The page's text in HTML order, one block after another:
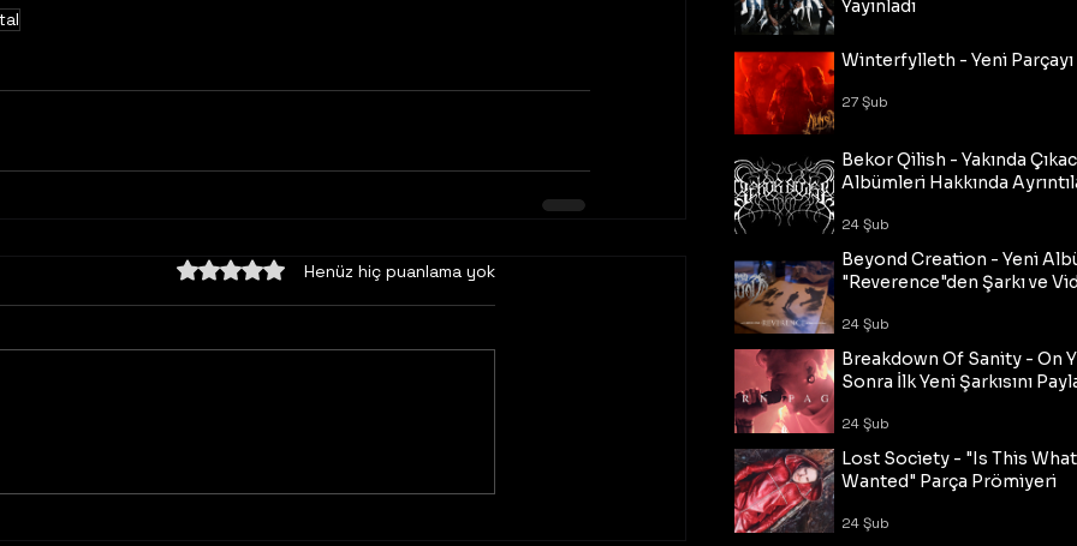
5 üzerinden 0 yıldızHenüz hiç puanlama yok
Yayınladı
Winterfylleth - Yeni Parçayı
27 Şub
Bekor Qilish - Yakında
Albümleri Hakkında
24 Şub
Beyond Creation - Yeni
"Reverence"den Şarkı ve
24 Şub
Breakdown Of Sanity - On
Sonra İlk Yeni Şarkısını
24 Şub
Lost Society - "Is This
Wanted" Parça Prömiyeri
24 Şub